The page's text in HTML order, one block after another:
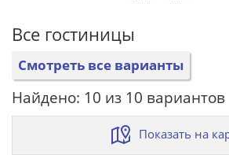
Все гостиницы
Смотреть все варианты
Найдено: 10 из 10 вариантов
Показать на